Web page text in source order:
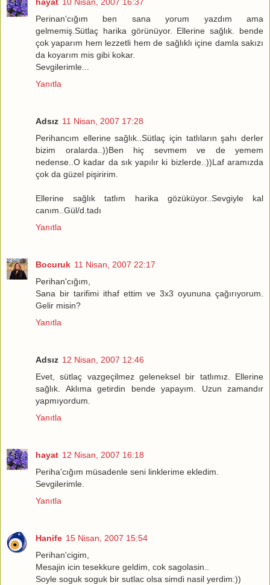
Perinan'cığım ben sana yorum yazdım ama
gelmemiş.Sütlaç harika görünüyor. Ellerine sağlık. bende
çok yaparım hem lezzetli hem de sağlıklı içine damla sakızı
da koyarım mis gibi kokar.
Sevgilerimle...
Yanıtla
Adsız 11 Nisan, 2007 17:28
Perihancım ellerine sağlık..Sütlaç için tatlıların şahı derler
bizim oralarda..))Ben hiç sevmem ve de yemem
nedense..O kadar da sık yapılır ki bizlerde..))Laf aramızda
çok da güzel pişiririm.
Ellerine sağlık tatlım harika gözüküyor..Sevgiyle kal
canım..Gül/d.tadı
Yanıtla
Bocuruk 11 Nisan, 2007 22:17
Perihan'cığım,
Sana bir tarifimi ithaf ettim ve 3x3 oyununa çağırıyorum.
Gelir misin?
Yanıtla
Adsız 12 Nisan, 2007 12:46
Evet, sütlaç vazgeçilmez geleneksel bir tatlımız. Ellerine
sağlık. Aklıma getirdin bende yapayım. Uzun zamandır
yapmıyordum.
Yanıtla
hayat 12 Nisan, 2007 16:18
Periha'cığım müsadenle seni linklerime ekledim.
Sevgilerimle.
Yanıtla
Hanife 15 Nisan, 2007 15:54
Perihan'cigim,
Mesajin icin tesekkure geldim, cok sagolasin..
Soyle soguk soguk bir sutlac olsa simdi nasil yerdim:))